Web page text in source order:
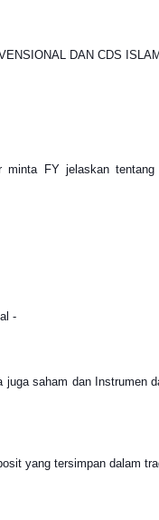
DAN CDS
minta FY jelaskan
-
yang tersimpan dalam